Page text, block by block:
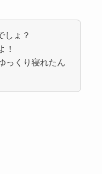
しょ？
！
っくり寝れたん